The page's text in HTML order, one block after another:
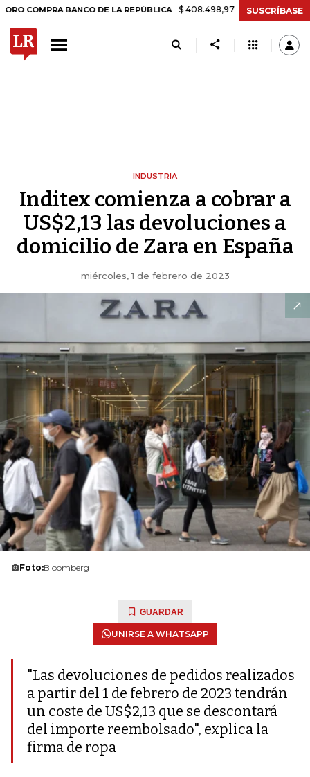
BANCO DE LA REPÚBLICA $ 408.498,97 +$ 8.753,81 +2,19%
SUSCRÍBASE
INDUSTRIA
Inditex comienza a cobrar a
US$2,13 las devoluciones a
domicilio de Zara en España
miércoles, 1 de febrero de 2023
Foto:Bloomberg
GUARDAR
UNIRSE A WHATSAPP
"Las devoluciones de pedidos realizados
a partir del 1 de febrero de 2023 tendrán
un coste de US$2,13 que se descontará
del importe reembolsado", explica la
firma de ropa